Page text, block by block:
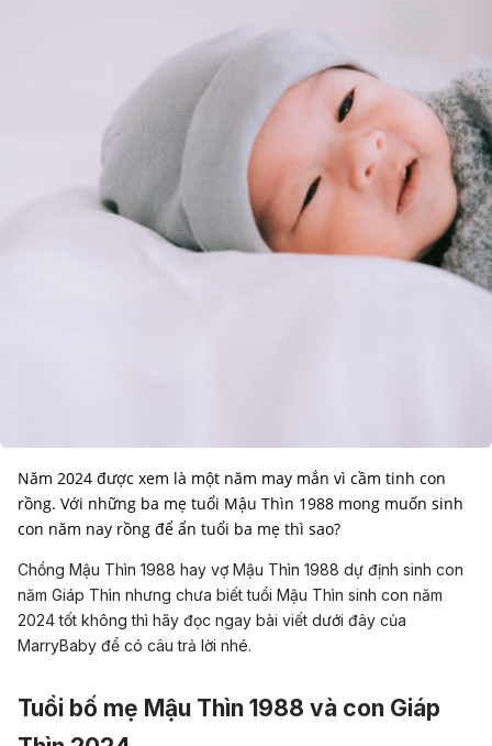
Năm 2024 được xem là một năm may mắn vì cầm tinh con
rồng. Với những ba mẹ tuổi Mậu Thìn 1988 mong muốn sinh
con năm nay rồng để ẩn tuổi ba mẹ thì sao?
Chồng Mậu Thìn 1988 hay vợ Mậu Thìn 1988 dự định sinh con
năm Giáp Thìn nhưng chưa biết tuổi Mậu Thìn sinh con năm
2024 tốt không thì hãy đọc ngay bài viết dưới đây của
MarryBaby để có câu trả lời nhé.
Tuổi bố mẹ Mậu Thìn 1988 và con Giáp